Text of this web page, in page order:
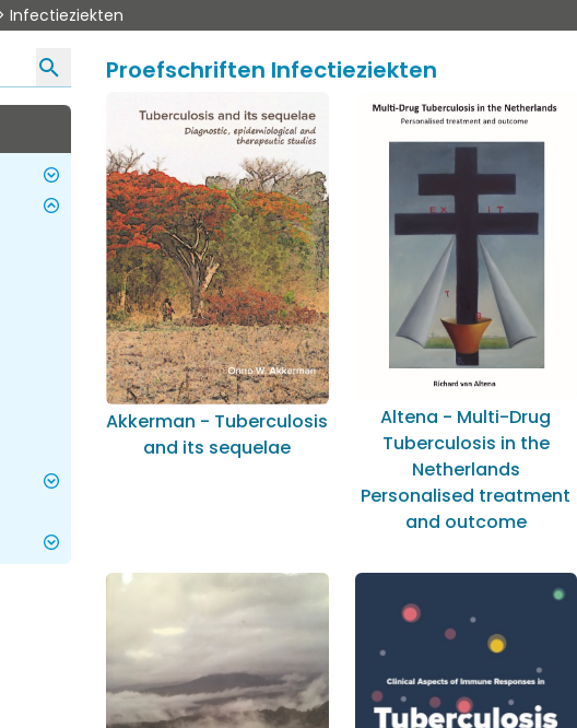
Infectieziekten
-
Proefschriften Infectieziekten
Akkerman - Tuberculosis
and its sequelae
Altena - Multi-Drug
Tuberculosis in the
Netherlands
Personalised treatment
and outcome